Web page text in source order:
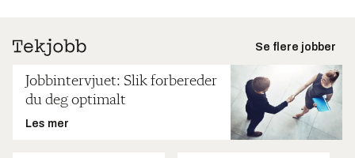
Se flere jobber
Jobbintervjuet: Slik forbereder
du deg optimalt
Les mer